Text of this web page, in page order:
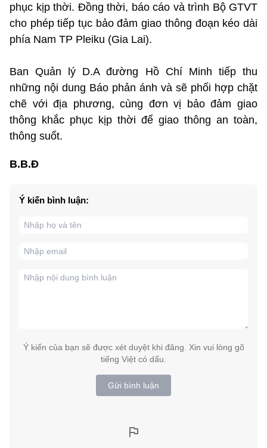
phục kịp thời. Đồng thời, báo cáo và trình Bộ GTVT
cho phép tiếp tục bảo đảm giao thông đoạn kéo dài
phía Nam TP Pleiku (Gia Lai).
Ban Quản lý D.A đường Hồ Chí Minh tiếp thu
những nội dung Báo phản ánh và sẽ phối hợp chặt
chẽ với địa phương, cùng đơn vị bảo đảm giao
thông khắc phục kịp thời để giao thông an toàn,
thông suốt.
B.B.Đ
Ý kiến bình luận:
Ý kiến của bạn sẽ được xét duyệt khi đăng. Xin vui lòng gõ
tiếng Việt có dấu.
Gửi bình luận